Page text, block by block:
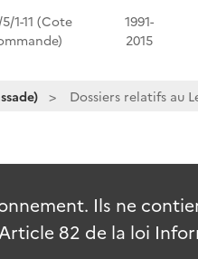
1-11 (Cote
1991-
2015
Dossiers relatifs au
Ils ne
82 de la loi